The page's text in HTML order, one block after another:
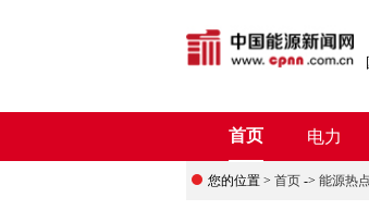
首页 电力
您的位置 > 首页 -> 能源热点